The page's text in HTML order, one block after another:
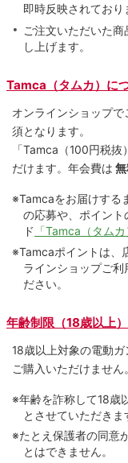
即時反映されており
ご注文いただいた
し上げます。
Tamca（タムカ）に
オンラインショップ
須となります。
「Tamca （100円税抜）
だけます。 年会費は
※Tamcaをお届けする
の応募や、ポイント
ド 「Tamca（タムカ
※Tamcaポイントは、
ラインショップご利
ださい。
年齢制限（18歳以上
18歳以上対象の電動
ご購入いただけません。
※年齢を詐称して18歳
とさせていただきま
※たとえ保護者の同意
とはできません。